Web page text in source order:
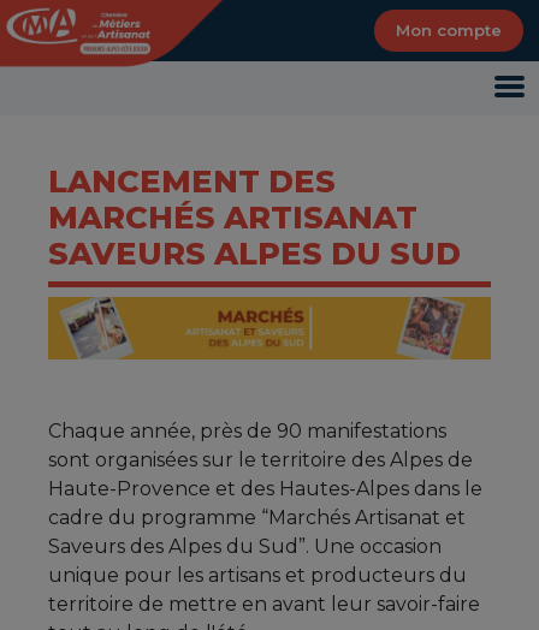
Mon compte
LANCEMENT DES
MARCHÉS ARTISANAT
SAVEURS ALPES DU SUD
Chaque année, près de 90 manifestations
sont organisées sur le territoire des Alpes de
Haute-Provence et des Hautes-Alpes dans le
cadre du programme “Marchés Artisanat et
Saveurs des Alpes du Sud”. Une occasion
unique pour les artisans et producteurs du
territoire de mettre en avant leur savoir-faire
Panneau de gestion des cookies